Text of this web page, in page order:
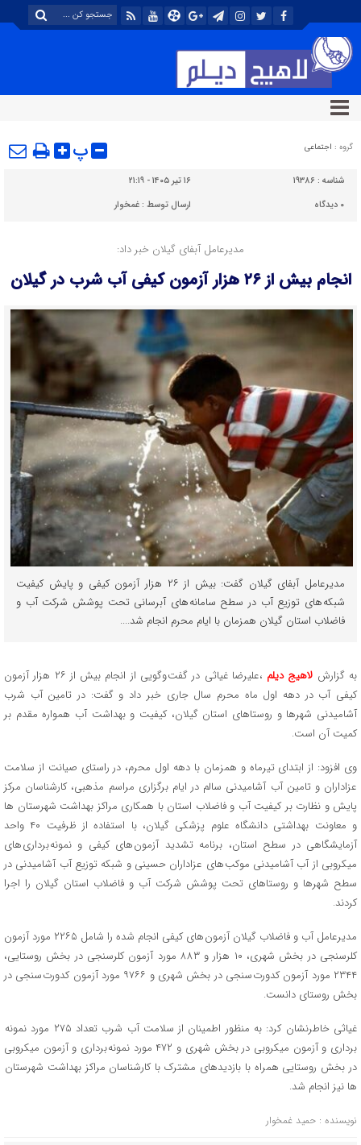
گروه : اجتماعی پ
شناسه : ۱۹۳۸۶
۱۶ تیر ۱۴۰۵ - ۲۱:۱۹
۰ دیدگاه ارسال توسط :غمخوار
مدیرعامل آبفای گیلان خبر داد:
انجام بیش از ۲۶ هزار آزمون کیفی آب شرب در گیلان
مدیرعامل آبفای گیلان گفت: بیش از ۲۶ هزار آزمون کیفی و پایش کیفیت
شبکه های توزیع آب در سطح سامانه های آبرسانی تحت پوشش شرکت آب و
فاضلاب استان گیلان همزمان با ایام محرم انجام شد....
به گزارش لاهیج دیلم
،علیرضا غیاثی در گفت وگویی از انجام بیش از ۲۶ هزار آزمون
کیفی آب در دهه اول ماه محرم سال جاری خبر داد و گفت: در تامین آب شرب
آشامیدنی شهرها و روستاهای استان گیلان، کیفیت و بهداشت آب همواره مقدم بر
کمیت آن است.
وی افزود: از ابتدای تیرماه و همزمان با دهه اول محرم، در راستای صیانت از سلامت
عزاداران و تامین آب آشامیدنی سالم در ایام برگزاری مراسم مذهبی، کارشناسان مرکز
پایش و نظارت بر کیفیت آب و فاضلاب استان با همکاری مراکز بهداشت شهرستان ها
و معاونت بهداشتی دانشگاه علوم پزشکی گیلان، با استفاده از ظرفیت ۴۰ واحد
آزمایشگاهی در سطح استان، برنامه تشدید آزمون های کیفی و نمونه برداری های
میکروبی از آب آشامیدنی موکب های عزاداران حسینی و شبکه توزیع آب آشامیدنی در
سطح شهرها و روستاهای تحت پوشش شرکت آب و فاضلاب استان گیلان را اجرا
کردند.
مدیرعامل آب و فاضلاب گیلان آزمون های کیفی انجام شده را شامل ۲۲۶۵ مورد آزمون
کلرسنجی در بخش شهری، ۱۰ هزار و ۸۸۳ مورد آزمون کلرسنجی در بخش روستایی،
۲۳۴۴ مورد آزمون کدورت سنجی در بخش شهری و ۹۷۶۶ مورد آزمون کدورت سنجی در
بخش روستای دانست.
غیاثی خاطرنشان کرد: به منظور اطمینان از سلامت آب شرب تعداد ۲۷۵ مورد نمونه
برداری و آزمون میکروبی در بخش شهری و ۴۷۲ مورد نمونه برداری و آزمون میکروبی
در بخش روستایی همراه با بازدیدهای مشترک با کارشناسان مراکز بهداشت شهرستان
ها نیز انجام شد.
نویسنده : حمید غمخوار